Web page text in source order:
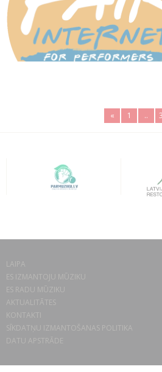
« 1 ..
LAIPA
ES IZMANTOJU MŪZIKU
ES RADU MŪZIKU
AKTUALITĀTES
KONTAKTI
SĪKDATŅU IZMANTOŠANAS POLITIKA
DATU APSTRĀDE